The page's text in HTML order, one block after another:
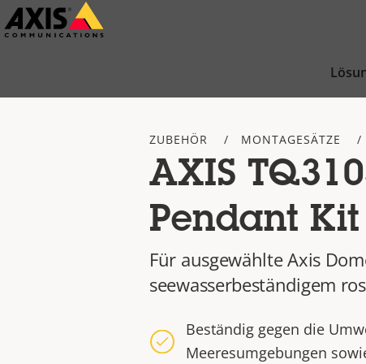
Zum
Hauptinhalt
ZUBEHÖR MONTAGESÄTZE
AXIS
Pendant Kit
Für ausgewählte Axis
seewasserbeständigem
Beständig gegen die
Meeresumgebungen